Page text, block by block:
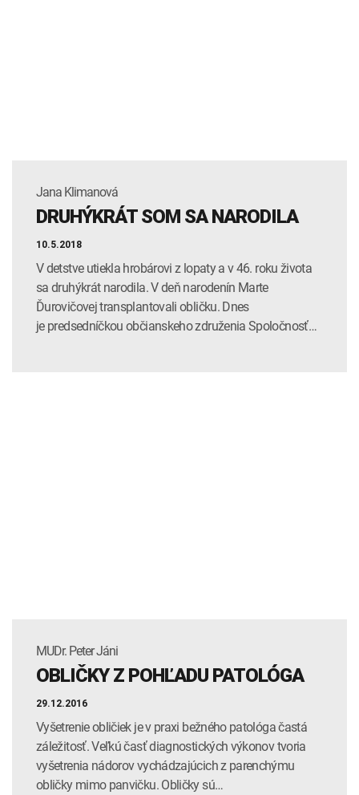
Jana Klimanová
DRUHÝKRÁT SOM SA NARODILA
10.5.2018
V detstve utiekla hrobárovi z lopaty a v 46. roku života
sa druhýkrát narodila. V deň narodenín Marte
Ďurovičovej transplantovali obličku. Dnes
je predsedníčkou občianskeho združenia Spoločnosť…
MUDr. Peter Jáni
OBLIČKY Z POHĽADU PATOLÓGA
29.12.2016
Vyšetrenie obličiek je v praxi bežného patológa častá
záležitosť. Veľkú časť diagnostických výkonov tvoria
vyšetrenia nádorov vychádzajúcich z parenchýmu
obličky mimo panvičku. Obličky sú…